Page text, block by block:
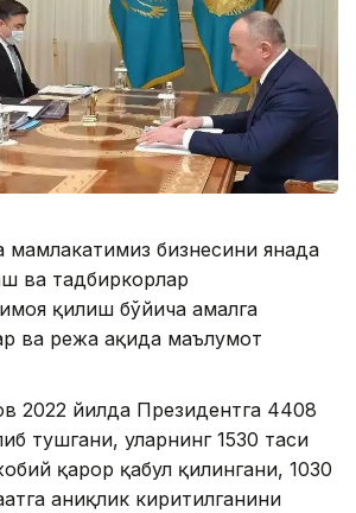
мамлакатимиз бизнесини янада
ва тадбиркорлар
қилиш бўйича амалга
ва режа ҳақида маълумот
2022 йилда Президентга 4408
тушгани, уларнинг 1530 таси
қарор қабул қилингани, 1030
аниқлик киритилганини